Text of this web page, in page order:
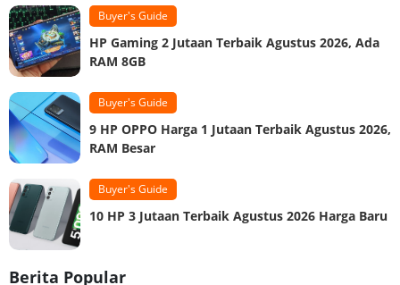
Buyer's Guide
HP Gaming 2 Jutaan Terbaik Agustus 2026, Ada
RAM 8GB
Buyer's Guide
9 HP OPPO Harga 1 Jutaan Terbaik Agustus 2026,
RAM Besar
Buyer's Guide
10 HP 3 Jutaan Terbaik Agustus 2026 Harga Baru
Berita Popular